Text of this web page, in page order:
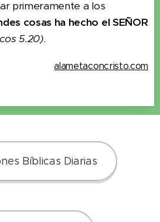
primeramente a los
cosas ha hecho el SEÑOR
5.20).
alametaconcristo.com
Bíblicas Diarias